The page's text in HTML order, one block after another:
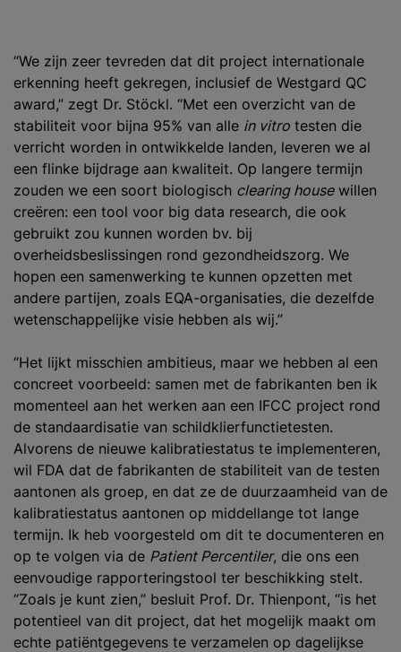
“We zijn zeer tevreden dat dit project internationale
erkenning heeft gekregen, inclusief de Westgard QC
award,” zegt Dr. Stöckl. “Met een overzicht van de
stabiliteit voor bijna 95% van alle in vitro testen die
verricht worden in ontwikkelde landen, leveren we al
een flinke bijdrage aan kwaliteit. Op langere termijn
zouden we een soort biologisch clearing housewillen
creëren: een tool voor big data research, die ook
gebruikt zou kunnen worden bv. bij
overheidsbeslissingen rond gezondheidszorg. We
hopen een samenwerking te kunnen opzetten met
andere partijen, zoals EQA-organisaties, die dezelfde
wetenschappelijke visie hebben als wij.”
“Het lijkt misschien ambitieus, maar we hebben al een
concreet voorbeeld: samen met de fabrikanten ben ik
momenteel aan het werken aan een IFCC project rond
de standaardisatie van schildklierfunctietesten.
Alvorens de nieuwe kalibratiestatus te implementeren,
wil FDA dat de fabrikanten de stabiliteit van de testen
aantonen als groep, en dat ze de duurzaamheid van de
kalibratiestatus aantonen op middellange tot lange
termijn. Ik heb voorgesteld om dit te documenteren en
op te volgen via de Patient Percentiler, die ons een
eenvoudige rapporteringstool ter beschikking stelt.
“Zoals je kunt zien,” besluit Prof. Dr. Thienpont, “is het
potentieel van dit project, dat het mogelijk maakt om
echte patiëntgegevens te verzamelen op dagelijkse